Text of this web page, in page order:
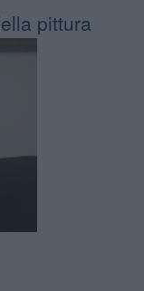
pittura